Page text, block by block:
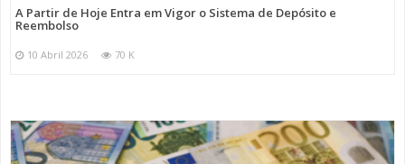
A Partir de Hoje Entra em Vigor o Sistema de Depósito e
Reembolso
10 Abril 2026 70 K